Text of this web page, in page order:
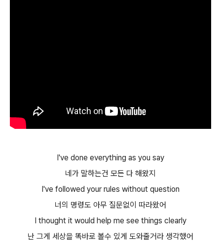
I've done everything as you say
네가 말하는건 모든 다 해왔지
I've followed your rules without question
너의 명령도 아무 질문없이 따라왔어
I thought it would help me see things clearly
난 그게 세상을 똑바로 볼수 있게 도와줄거라 생각했어